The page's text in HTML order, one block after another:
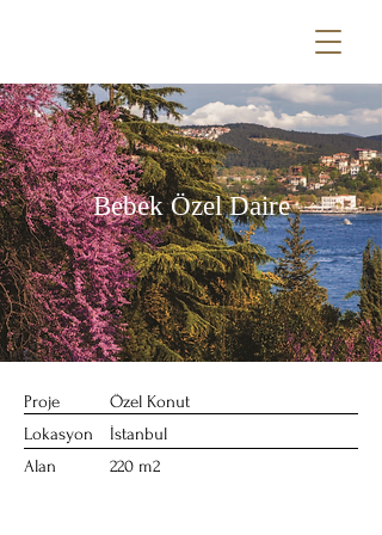
Bebek Özel Daire
Özel Konut
İstanbul
220 m2
Proje
Lokasyon
Alan